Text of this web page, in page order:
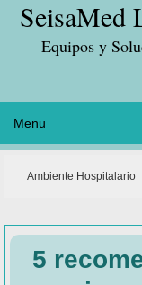
Saltar
principal
Saltar
contenido
Saltar
lateral
principal
SeisaMed
Equipos y
Ambiente Hospitalario
5